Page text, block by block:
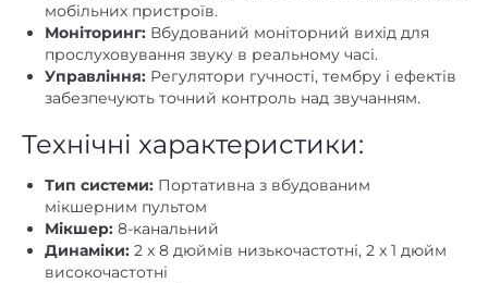
мобільних пристроїв.
Моніторинг: Вбудований моніторний вихід для
прослуховування звуку в реальному часі.
Управління: Регулятори гучності, тембру і ефектів
забезпечують точний контроль над звучанням.
Технічні характеристики:
Тип системи: Портативна з вбудованим
мікшерним пультом
Мікшер: 8-канальний
Динаміки: 2 x 8 дюймів низькочастотні, 2 x 1 дюйм
високочастотні